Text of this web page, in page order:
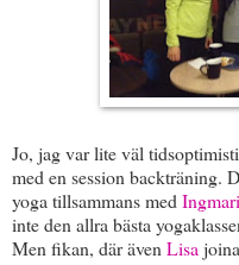
Jo, jag var lite väl
med en session backträning.
yoga tillsammans med
inte den allra bästa
Men fikan, där även Lisa